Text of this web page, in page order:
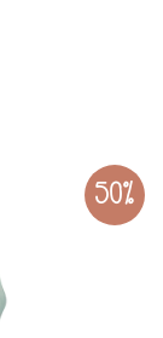
50%